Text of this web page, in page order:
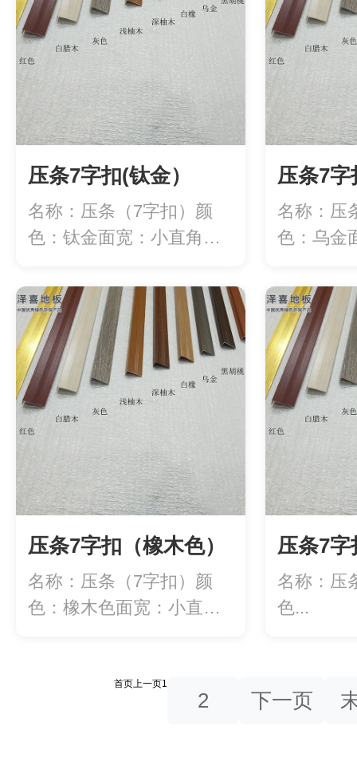
压条7字扣(钛金）
名称：压条（7字扣）颜
色：钛金面宽：小直角
压条7
名称：压
色：乌金
压条7字扣（橡木色）
名称：压条（7字扣）颜
色：橡木色面宽：小直角
压条7
名称：压
色...
首页上一页1
2 下一页